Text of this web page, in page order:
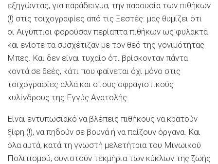
εξηγώντας, για παράδειγμα, την παρουσία των πιθήκων
(!) στις τοιχογραφίες από τις Ξεστές: μας θυμίζει ότι
οι Αιγύπτιοι φορούσαν περίαπτα πιθήκων ως φυλακτά
και ενίοτε τα συσχέτιζαν με τον θεό της γονιμότητας
Μπες. Και δεν είναι τυχαίο ότι βρίσκονταν πάντα
κοντά σε θεές, κάτι που φαίνεται όχι μόνο στις
τοιχογραφίες αλλά και στους σφραγιστικούς
κυλίνδρους της Εγγύς Ανατολής.
Είναι εντυπωσιακό να βλέπεις πιθήκους να κρατούν
ξίφη (!), να πηδούν σε βουνά ή να παίζουν όργανα. Και
όλα αυτά, κατά τη γνωστή μελετήτρια του Μινωικού
Πολιτισμού, συνιστούν τεκμήρια των κύκλων της ζωής